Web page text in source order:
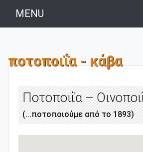
MENU
ποτοποιΐα - κάβα
Ποτοποιΐα –
(...ποτοποιούμε από το 1893)